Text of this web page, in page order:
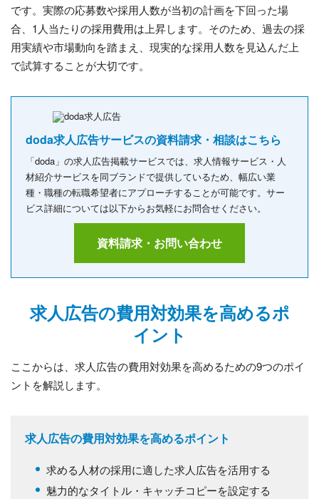
です。実際の応募数や採用人数が当初の計画を下回った場
合、1人当たりの採用費用は上昇します。そのため、過去の採
用実績や市場動向を踏まえ、現実的な採用人数を見込んだ上
で試算することが大切です。
doda求人広告サービスの資料請求・相談はこちら
「doda」の求人広告掲載サービスでは、求人情報サービス・人
材紹介サービスを同ブランドで提供しているため、幅広い業
種・職種の転職希望者にアプローチすることが可能です。サー
ビス詳細については以下からお気軽にお問合せください。
資料請求・お問い合わせ
求人広告の費用対効果を高めるポ
イント
ここからは、求人広告の費用対効果を高めるための9つのポイ
ントを解説します。
求人広告の費用対効果を高めるポイント
求める人材の採用に適した求人広告を活用する
魅力的なタイトル・キャッチコピーを設定する